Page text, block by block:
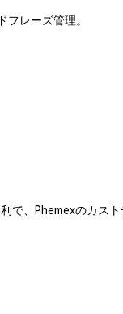
レーズ管理。
、Phemexのカス